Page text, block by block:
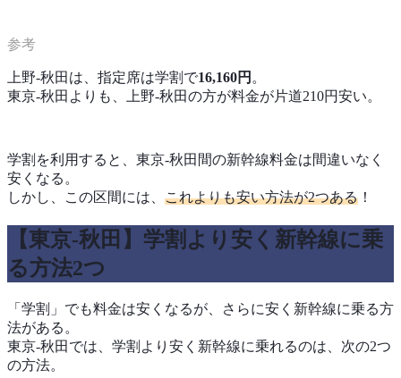
上野‐秋田は、指定席は学割で16,160円 。
東京‐秋田よりも、上野‐秋田の方が料金が片道210円安い。
学割を利用すると、東京-秋田間の新幹線料金は間違いなく
安くなる。
しかし、この区間には、 これよりも安い方法が2つある ！
【東京‐秋田】学割より安く新幹線に乗
る方法2つ
「学割」でも料金は安くなるが、さらに安く新幹線に乗る方
法がある。
東京‐秋田では、学割より安く新幹線に乗れるのは、次の2つ
の方法。